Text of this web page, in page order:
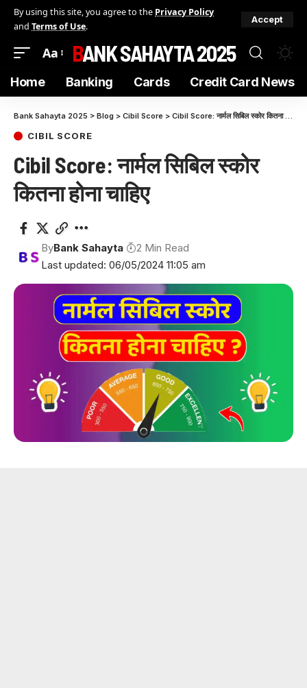
By using this site, you agree to the Privacy Policy
and Terms of Use.
Accept
Aa BANK SAHAYTA 2025
Home Banking Cards Credit Card News
Bank Sahayta 2025 > Blog > Cibil Score > Cibil Score: नार्मल सिबिल स्कोर कितना होना चाहिए
CIBIL SCORE
Cibil Score: नार्मल सिबिल स्कोर
कितना होना चाहिए
Last updated: 06/05/2024 11:05 am
ByBank Sahayta 2 Min Read